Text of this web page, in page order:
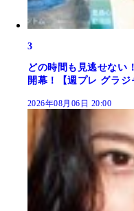
3
どの時間も見逃せな
開幕！【週プレ グラジ
2026年08月06日 20:00